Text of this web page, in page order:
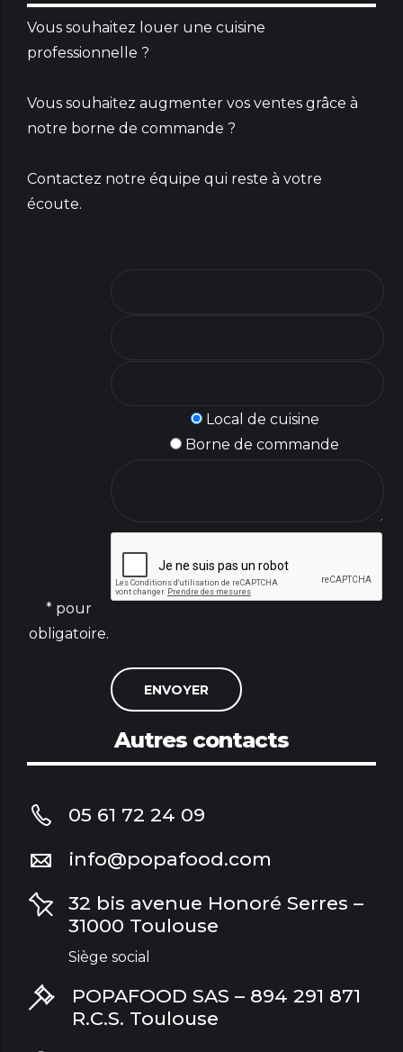
Vous souhaitez louer une cuisine
professionnelle ?
Vous souhaitez augmenter vos ventes grâce à
notre borne de commande ?
Contactez notre équipe qui reste à votre
écoute.
Local de cuisine
Borne de commande
* pour
obligatoire.
Autres contacts
05 61 72 24 09
info@popafood.com
32 bis avenue Honoré Serres –
31000 Toulouse
Siège social
POPAFOOD SAS – 894 291 871
R.C.S. Toulouse